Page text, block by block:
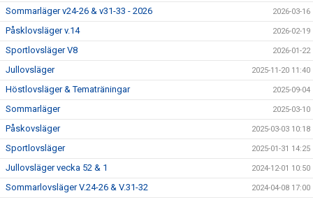
Sommarläger v24-26 & v31-33 - 2026 2026-03-16
Påsklovsläger v.14 2026-02-19
Sportlovsläger V8 2026-01-22
Jullovsläger 2025-11-20 11:40
Höstlovsläger & Tematräningar 2025-09-04
Sommarläger 2025-03-10
Påskovsläger 2025-03-03 10:18
Sportlovsläger 2025-01-31 14:25
Jullovsläger vecka 52 & 1 2024-12-01 10:50
Sommarlovsläger V.24-26 & V.31-32 2024-04-08 17:00